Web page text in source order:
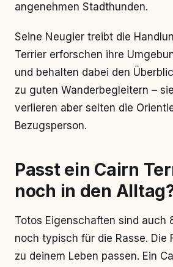
angenehmen Stadthunden.
Seine Neugier treibt die
Terrier erforschen ihre
und behalten dabei den
zu guten Wanderbegleitern –
verlieren aber selten die
Bezugsperson.
Passt ein Cairn
noch in den
Totos Eigenschaften sind auch
noch typisch für die Rasse. Die
zu deinem Leben passen. Ein